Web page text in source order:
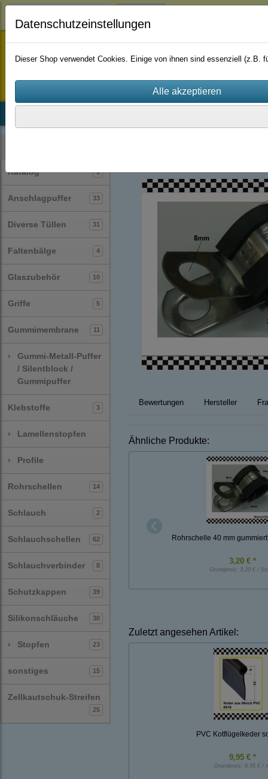
staufenbiel-berlin
Katalog 1
Anschlagpuffer 33
Diverse Tüllen 31
Faltenbälge 4
Glaszubehör 10
Griffe 5
Gummimembrane 11
›
Gummi-Metall-Puffer
/ Silentblock /
Gummipuffer
Klebstoffe 3
› Lamellenstopfen
› Profile
Rohrschellen 14
Schlauch 2
Schlauchschellen 62
Schlauchverbinder 8
Schutzkappen 39
Silikonschläuche 30
› Stopfen 23
sonstiges 15
Zellkautschuk-Streifen
25
Bewertungen Hersteller
Ähnliche Produkte:
Rohrschelle 40 mm
3,20 € *
Grundpreis: 3,20 € /
Zuletzt angesehen Artikel:
PVC Kotflügelkeder
9,95 € *
Grundpreis: 9,95 € /
Datenschutzeinstellungen
Dieser Shop verwendet Cookies. Einige von ihnen sind essenziell (z.B.